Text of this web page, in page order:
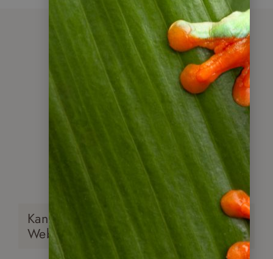
FAQ - Häufige
Fragen
Kann ich die Reisen auf Ihrer
Webseite individuell anpassen?